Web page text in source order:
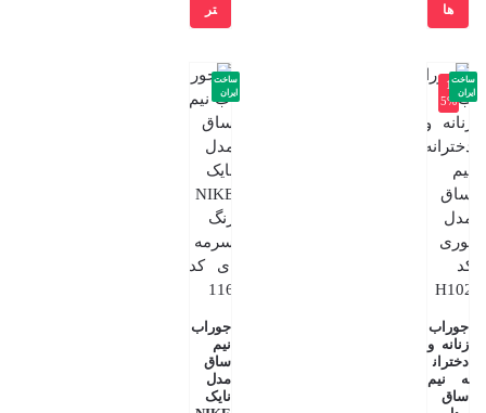
ها
تر
-1
5%
جوراب
زنانه و
دختران
ه نیم
ساق
ساخت
ایران
جوراب
نیم
ساق
مدل
نایک
ساخت
ایران